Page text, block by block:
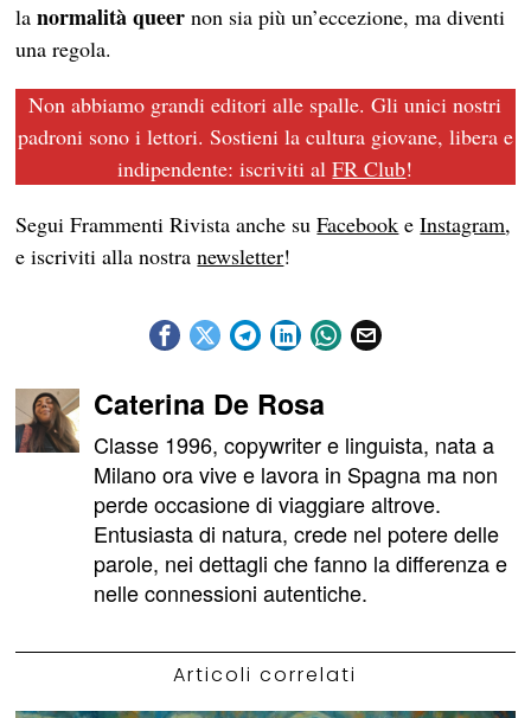
lanormalità queernon sia più un’eccezione, ma diventi
una regola.
Non abbiamo grandi editori alle spalle. Gli unici nostri
padroni sono i lettori. Sostieni la cultura giovane, libera e
indipendente: iscriviti alFR Club!
Segui Frammenti Rivista anche suFacebook eInstagram,
e iscriviti alla nostranewsletter!
Caterina De Rosa
Classe 1996, copywriter e linguista, nata a
Milano ora vive e lavora in Spagna ma non
perde occasione di viaggiare altrove.
Entusiasta di natura, crede nel potere delle
parole, nei dettagli che fanno la differenza e
nelle connessioni autentiche.
Articoli correlati